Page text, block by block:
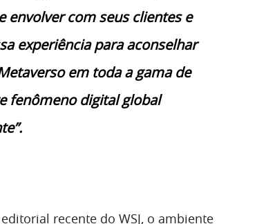
envolver com seus clientes e
experiência para aconselhar
em toda a gama de
fenômeno digital global
recente do WSJ, o ambiente